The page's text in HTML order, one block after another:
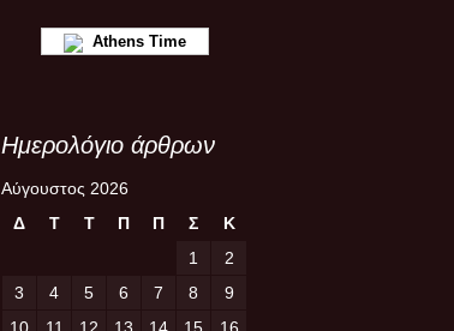
Athens Time
Ημερολόγιο άρθρων
Αύγουστος 2026
Δ
Τ Τ Π Π Σ
Κ
1
2
3
4 5 6 7 8
9